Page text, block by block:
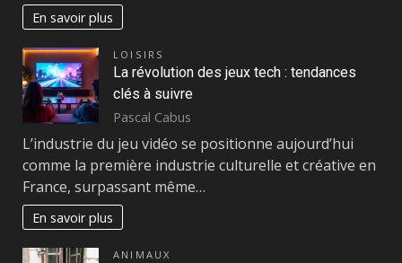
En savoir plus
LOISIRS
La révolution des jeux tech : tendances
clés à suivre
Pascal Cabus
L’industrie du jeu vidéo se positionne aujourd’hui
comme la première industrie culturelle et créative en
France, surpassant même…
En savoir plus
ANIMAUX